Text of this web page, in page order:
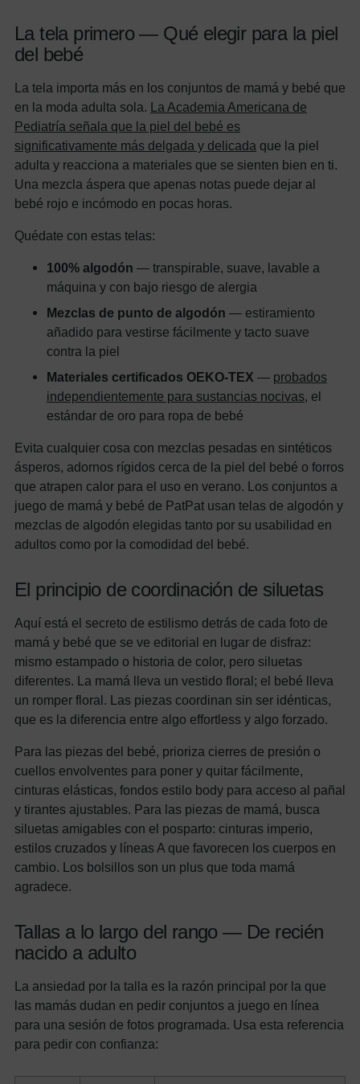
La tela primero — Qué elegir para la piel
del bebé
La tela importa más en los conjuntos de mamá y bebé que
en la moda adulta sola.
La Academia Americana de
Pediatría señala que la piel del bebé es
significativamente más delgada y delicada que la piel
adulta y reacciona a materiales que se sienten bien en ti.
Una mezcla áspera que apenas notas puede dejar al
bebé rojo e incómodo en pocas horas.
Quédate con estas telas:
100% algodón — transpirable, suave, lavable a
máquina y con bajo riesgo de alergia
Mezclas de punto de algodón — estiramiento
añadido para vestirse fácilmente y tacto suave
contra la piel
Materiales certificados OEKO-TEX — probados
independientemente para sustancias nocivas, el
estándar de oro para ropa de bebé
Evita cualquier cosa con mezclas pesadas en sintéticos
ásperos, adornos rígidos cerca de la piel del bebé o forros
que atrapen calor para el uso en verano. Los conjuntos a
juego de mamá y bebé de PatPat usan telas de algodón y
mezclas de algodón elegidas tanto por su usabilidad en
adultos como por la comodidad del bebé.
El principio de coordinación de siluetas
Aquí está el secreto de estilismo detrás de cada foto de
mamá y bebé que se ve editorial en lugar de disfraz:
mismo estampado o historia de color, pero siluetas
diferentes. La mamá lleva un vestido floral; el bebé lleva
un romper floral. Las piezas coordinan sin ser idénticas,
que es la diferencia entre algo effortless y algo forzado.
Para las piezas del bebé, prioriza cierres de presión o
cuellos envolventes para poner y quitar fácilmente,
cinturas elásticas, fondos estilo body para acceso al pañal
y tirantes ajustables. Para las piezas de mamá, busca
siluetas amigables con el posparto: cinturas imperio,
estilos cruzados y líneas A que favorecen los cuerpos en
cambio. Los bolsillos son un plus que toda mamá
agradece.
Tallas a lo largo del rango — De recién
nacido a adulto
La ansiedad por la talla es la razón principal por la que
las mamás dudan en pedir conjuntos a juego en línea
para una sesión de fotos programada. Usa esta referencia
para pedir con confianza: